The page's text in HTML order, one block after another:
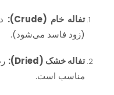
تفاله خام (Crude):
(زود فاسد می‌شود).
تفاله خشک (Dried):
مناسب است.